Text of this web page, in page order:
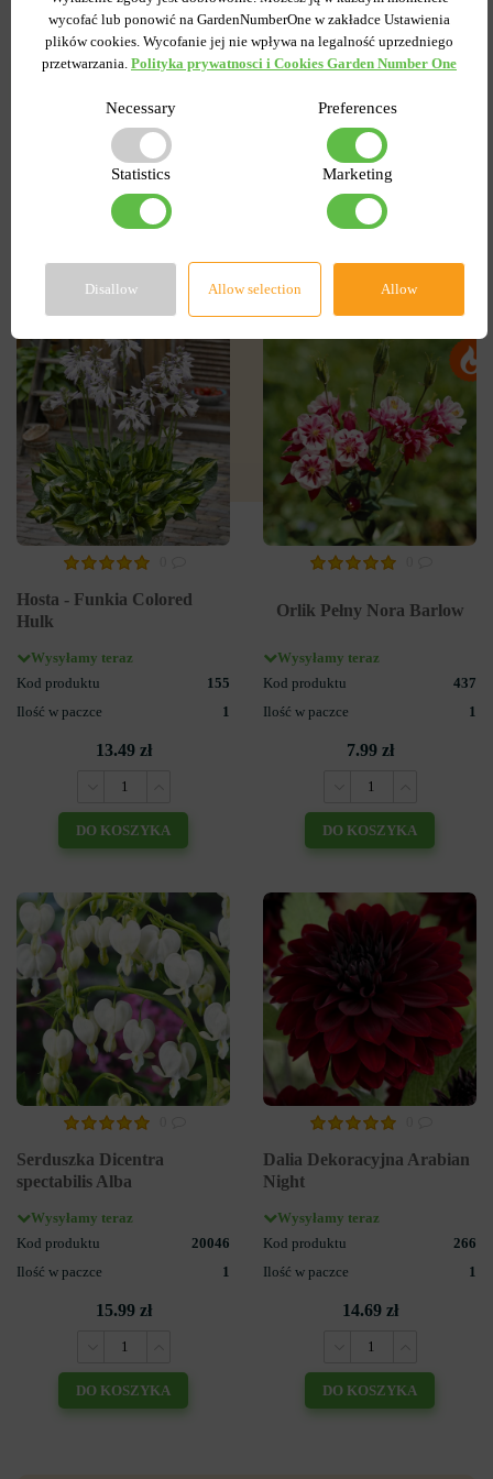
POWIADOM O
Popularne w serwisie
Hosta - Funkia Colored
Hulk
Wysyłamy teraz
Kod produktu
155
Ilość w paczce
1
13.49 zł
DO KOSZYKA
Orlik Pełny Nora Barlow
Wysyłamy teraz
Kod produktu
437
Ilość w paczce
1
7.99 zł
DO KOSZYKA
Serduszka Dicentra
spectabilis Alba
Wysyłamy teraz
Kod produktu
20046
Ilość w paczce
1
15.99 zł
DO KOSZYKA
Dalia Dekoracyjna Arabian
Night
Wysyłamy teraz
Kod produktu
266
Ilość w paczce
1
14.69 zł
DO KOSZYKA
wycofać lub ponowić na GardenNumberOne w zakładce Ustawienia
plików cookies. Wycofanie jej nie wpływa na legalność uprzedniego
przetwarzania. Polityka prywatnosci i Cookies Garden Number One
Necessary Preferences
Statistics Marketing
Disallow Allow selection Allow